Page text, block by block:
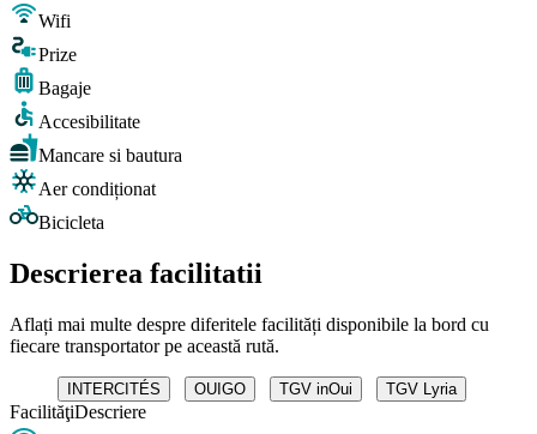
Wifi
Prize
Bagaje
Accesibilitate
Mancare si bautura
Aer condiționat
Bicicleta
Descrierea facilitatii
Aflați mai multe despre diferitele facilități disponibile la bord cu
fiecare transportator pe această rută.
INTERCITÉS OUIGO TGV inOui TGV Lyria
FacilităţiDescriere